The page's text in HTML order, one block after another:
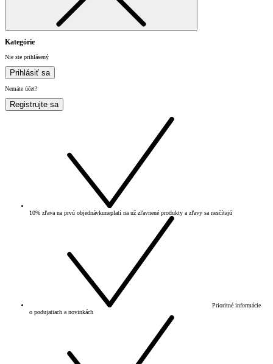
Kategórie
Nie ste prihlásený
Prihlásiť sa
Nemáte účet?
Registrujte sa
10% zľava na prvú objednávkuneplatí na už zľavnené produkty a zľavy sa nesčítajú
Prioritné informácie
o podujatiach a novinkách